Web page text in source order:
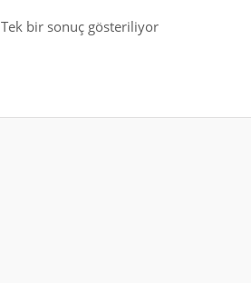
Tek bir sonuç gösteriliyor